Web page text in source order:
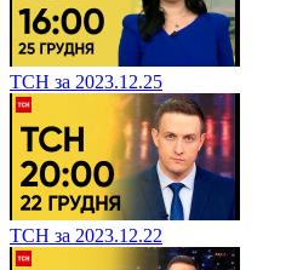
ТСН за 2023.12.25
ТСН за 2023.12.22